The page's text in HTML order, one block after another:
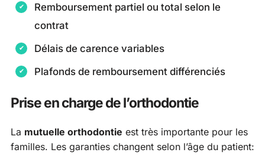
Remboursement partiel ou total selon le
contrat
Délais de carence variables
Plafonds de remboursement différenciés
Prise en charge de l’orthodontie
La mutuelle orthodontie est très importante pour les
familles. Les garanties changent selon l’âge du patient: